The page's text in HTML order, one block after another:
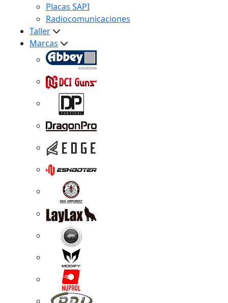
Placas SAPI
Radiocomunicaciones
Taller
Marcas